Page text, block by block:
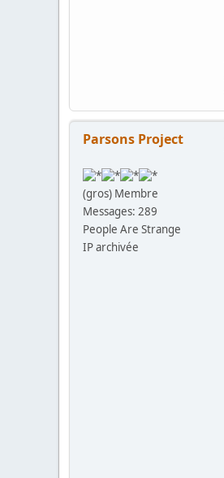
Parsons Project
(gros) Membre
Messages: 289
People Are Strange
IP archivée